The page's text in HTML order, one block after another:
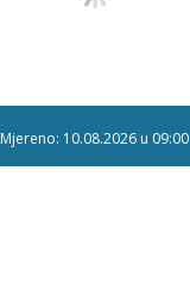
Mjereno: 10.08.2026 u 09:00